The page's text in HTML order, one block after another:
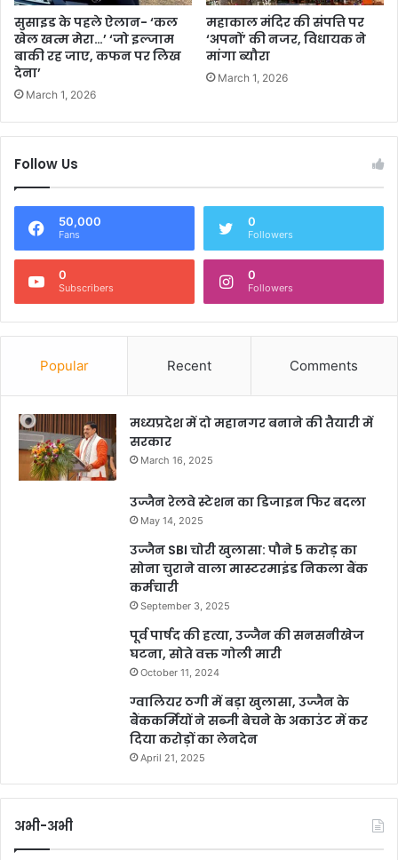
सुसाइड के पहले ऐलान- ‘कल
खेल खत्म मेरा…’ ‘जो इल्जाम
बाकी रह जाए, कफन पर लिख
देना’
March 1, 2026
महाकाल मंदिर की संपत्ति पर
‘अपनों’ की नजर, विधायक ने
मांगा ब्यौरा
March 1, 2026
Follow Us
50,000
Fans
0
Followers
0
Subscribers
0
Followers
Popular Recent Comments
मध्यप्रदेश में दो महानगर बनाने की तैयारी में
सरकार
March 16, 2025
उज्जैन रेलवे स्टेशन का डिजाइन फिर बदला
May 14, 2025
उज्जैन SBI चोरी खुलासा: पौने 5 करोड़ का
सोना चुराने वाला मास्टरमाइंड निकला बैंक
कर्मचारी
September 3, 2025
पूर्व पार्षद की हत्या, उज्जैन की सनसनीखेज
घटना, सोते वक्त गोली मारी
October 11, 2024
ग्वालियर ठगी में बड़ा खुलासा, उज्जैन के
बैंककर्मियों ने सब्जी बेचने के अकाउंट में कर
दिया करोड़ों का लेनदेन
April 21, 2025
अभी-अभी